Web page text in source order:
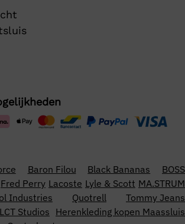
Baron Filou Black Bananas
BOSS
Fred Perry Lacoste Lyle & Scott MA.STRUM
Industries Quotrell
Tommy Jeans
Studios
Herenkleding kopen Maassluis